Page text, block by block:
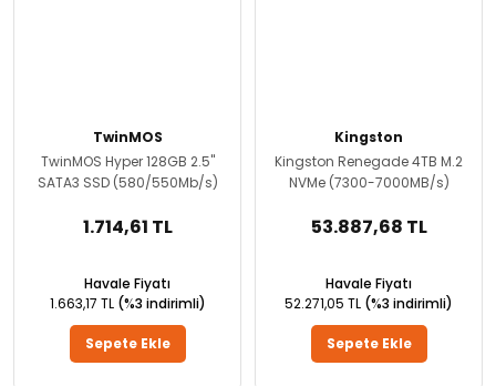
TwinMOS
TwinMOS Hyper 128GB 2.5''
SATA3 SSD (580/550Mb/s)
1.714,61 TL
Havale Fiyatı
1.663,17 TL (%3 indirimli)
Sepete Ekle
Kingston
Kingston Renegade 4TB M.2
NVMe (7300-7000MB/s)
53.887,68 TL
Havale Fiyatı
52.271,05 TL (%3 indirimli)
Sepete Ekle